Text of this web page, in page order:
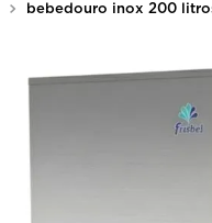
bebedouro inox 200